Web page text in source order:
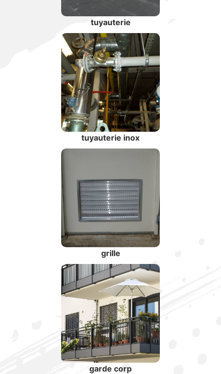
tuyauterie
tuyauterie inox
grille
garde corp